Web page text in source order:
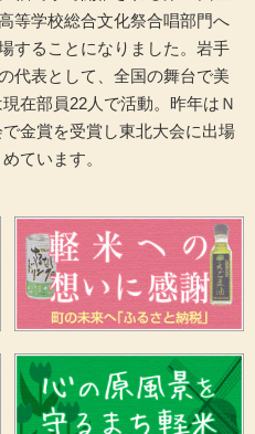
表
示
等学校総合文化祭合唱部門へ
することになりました。岩手
代表として、全国の舞台で美
在部員22人で活動。昨年はＮ
金賞を受賞し東北大会に出場
ています。